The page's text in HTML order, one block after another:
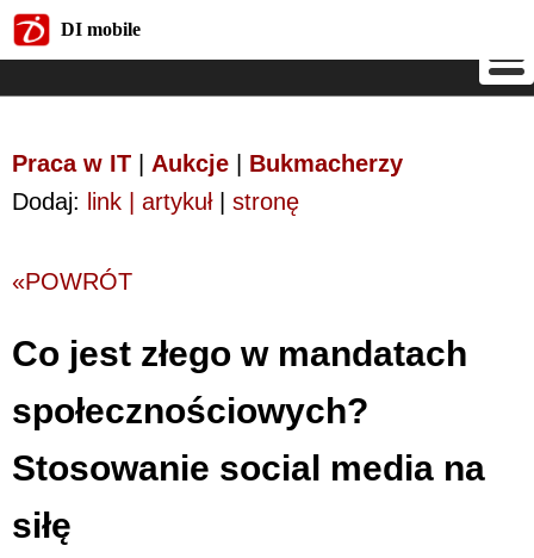
DI mobile
Praca w IT Aukcje
Bukmacherzy
Dodaj: link | artykuł| stronę
«POWRÓT
Co jest złego w mandatach
społecznościowych?
Stosowanie social media na
siłę
DI mobile